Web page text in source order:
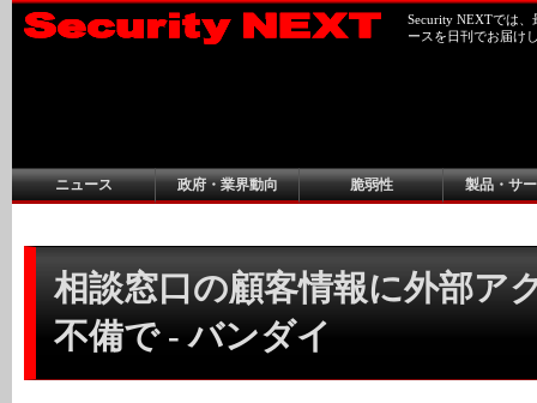
Security NEXTでは
ースを日刊でお届け
ニュース 政府・業界動向 脆弱性 製品・サ
相談窓口の顧客情報に外部ア
不備で - バンダイ